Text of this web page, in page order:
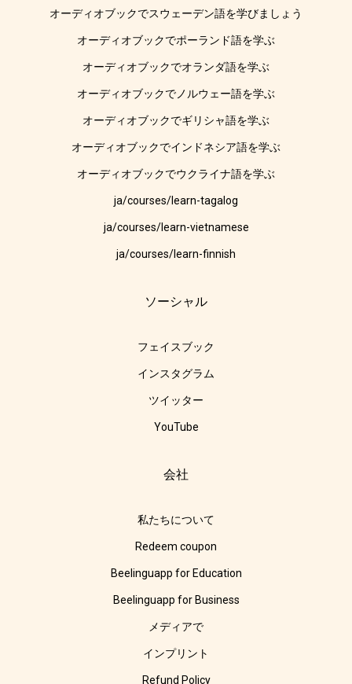
オーディオブックでスウェーデン語を学びましょう
オーディオブックでポーランド語を学ぶ
オーディオブックでオランダ語を学ぶ
オーディオブックでノルウェー語を学ぶ
オーディオブックでギリシャ語を学ぶ
オーディオブックでインドネシア語を学ぶ
オーディオブックでウクライナ語を学ぶ
ja/courses/learn-tagalog
ja/courses/learn-vietnamese
ja/courses/learn-finnish
ソーシャル
フェイスブック
インスタグラム
ツイッター
YouTube
会社
私たちについて
Redeem coupon
Beelinguapp for Education
Beelinguapp for Business
メディアで
インプリント
Refund Policy